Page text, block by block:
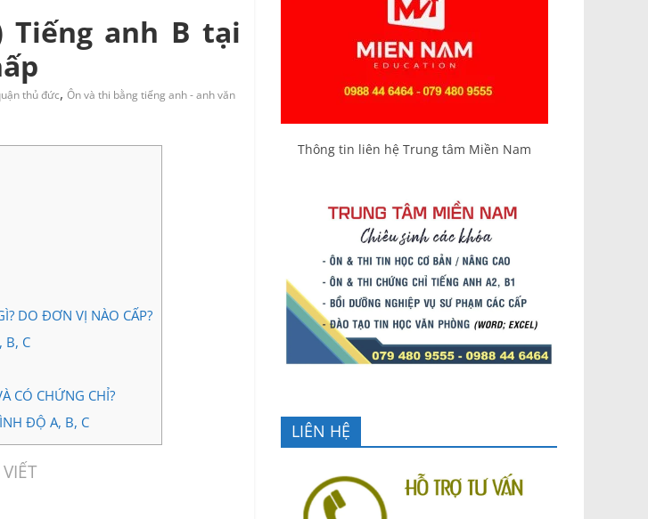
Tiếng anh B tại
thủ đức, Ôn và thi bằng tiếng anh - anh văn
DO ĐƠN VỊ NÀO CẤP?
B, C
CÓ CHỨNG CHỈ?
ĐỘ A, B, C
Thông tin liên hệ Trung tâm Miền Nam
LIÊN HỆ